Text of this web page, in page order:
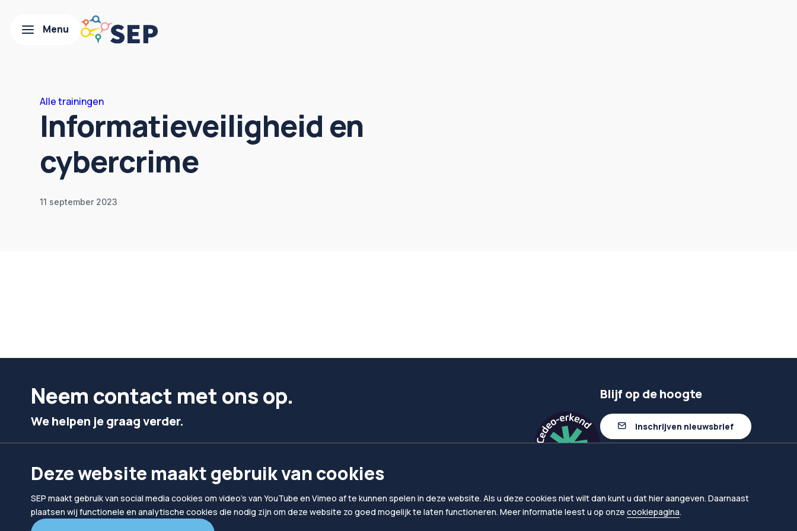
Alle trainingen
Informatieveiligheid en
cybercrime
11 september 2023
Neem contact met ons op.
We helpen je graag verder.
024 302 10 10 hallo@sep.nl
Blijf op de hoogte
Inschrijven nieuwsbrief
Deze website maakt gebruik van cookies
SEP maakt gebruik van social media cookies om video's van YouTube en Vimeo af te kunnen spelen in deze website. Als u deze cookies niet wilt dan kunt u dat hier aangeven. Daarnaast
plaatsen wij functionele en analytische cookies die nodig zijn om deze website zo goed mogelijk te laten functioneren. Meer informatie leest u op onze cookiepagina.